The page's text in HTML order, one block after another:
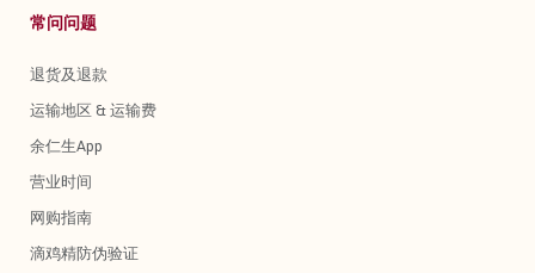
常问问题
退货及退款
运输地区 & 运输费
余仁生App
营业时间
网购指南
滴鸡精防伪验证